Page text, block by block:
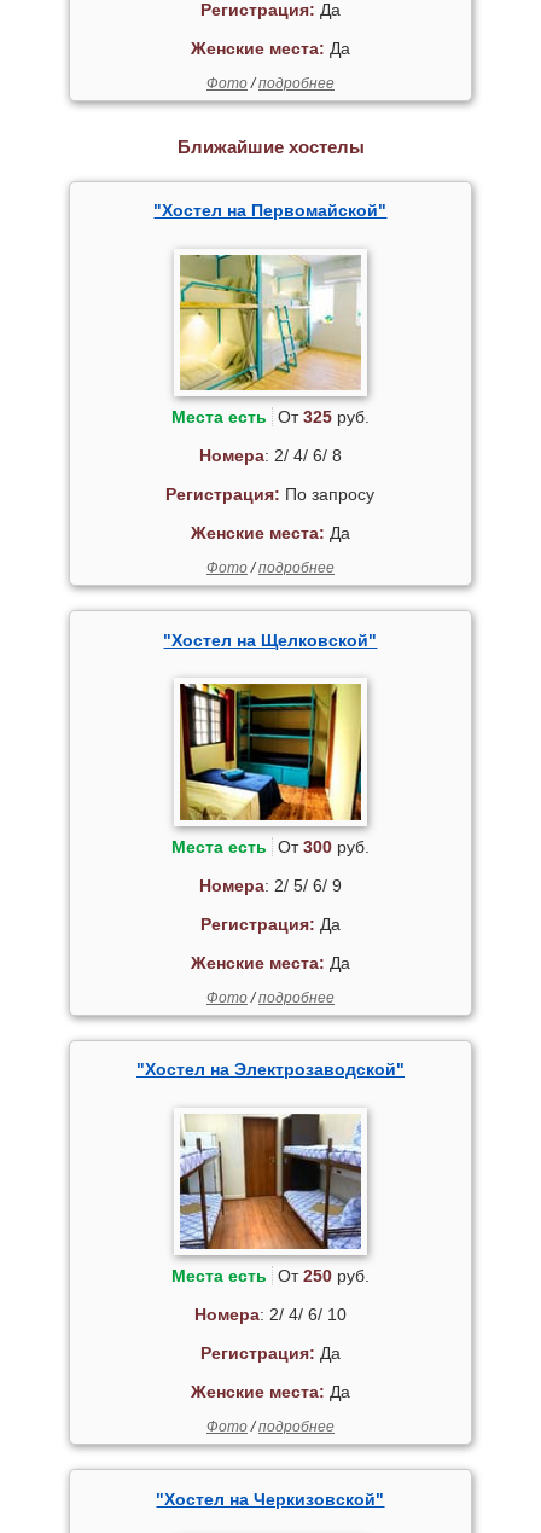
Регистрация: Да
Женские места: Да
Фото/подробнее
Ближайшие хостелы
"Хостел на Первомайской"
Места есть От325руб.
Номера: 2/ 4/ 6/ 8
Регистрация: По запросу
Женские места: Да
Фото/подробнее
"Хостел на Щелковской"
Места есть От300руб.
Номера: 2/ 5/ 6/ 9
Регистрация: Да
Женские места: Да
Фото/подробнее
"Хостел на Электрозаводской"
Места есть От250руб.
Номера: 2/ 4/ 6/ 10
Регистрация: Да
Женские места: Да
Фото/подробнее
"Хостел на Черкизовской"